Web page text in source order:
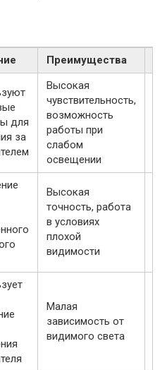
Преимущества
для
за
Высокая
чувствительность,
возможность
работы при
слабом
освещении
Высокая
точность, работа
в условиях
плохой
видимости
Малая
зависимость от
видимого света